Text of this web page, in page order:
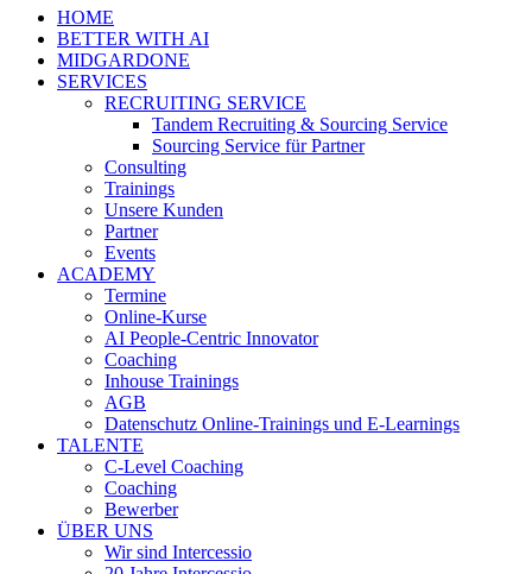
HOME
BETTER WITH AI
MIDGARDONE
SERVICES
RECRUITING SERVICE
Tandem Recruiting & Sourcing Service
Sourcing Service für Partner
Consulting
Trainings
Unsere Kunden
Partner
Events
ACADEMY
Termine
Online-Kurse
AI People-Centric Innovator
Coaching
Inhouse Trainings
AGB
Datenschutz Online-Trainings und E-Learnings
TALENTE
C-Level Coaching
Coaching
Bewerber
ÜBER UNS
Wir sind Intercessio